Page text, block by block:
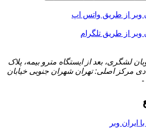
وبر از طریق واتس اپ
وبر از طریق تلگرام
لشگری، بعد از ایستگاه مترو بیمه، پلاک
مرکز اصلی: تهران شهران جنوبی خیابان
-
ایران وبر